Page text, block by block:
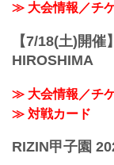
≫ 大会情報／チ
【7/18(土)開
HIROSHIMA
≫ 大会情報／チ
≫ 対戦カード
RIZIN甲子園